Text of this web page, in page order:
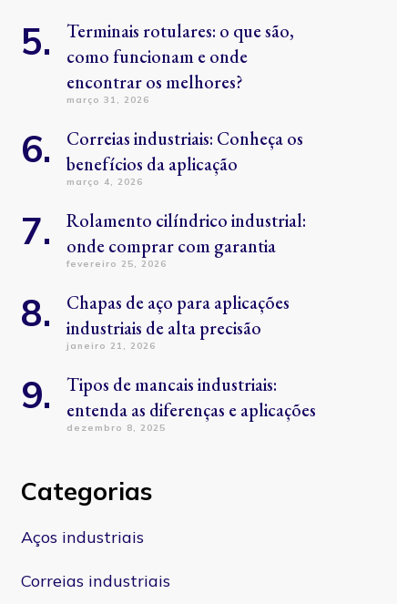
Terminais rotulares: o que são,
como funcionam e onde
encontrar os melhores?
março 31, 2026
Correias industriais: Conheça os
benefícios da aplicação
março 4, 2026
Rolamento cilíndrico industrial:
onde comprar com garantia
fevereiro 25, 2026
Chapas de aço para aplicações
industriais de alta precisão
janeiro 21, 2026
Tipos de mancais industriais:
entenda as diferenças e aplicações
dezembro 8, 2025
Categorias
Aços industriais
Correias industriais